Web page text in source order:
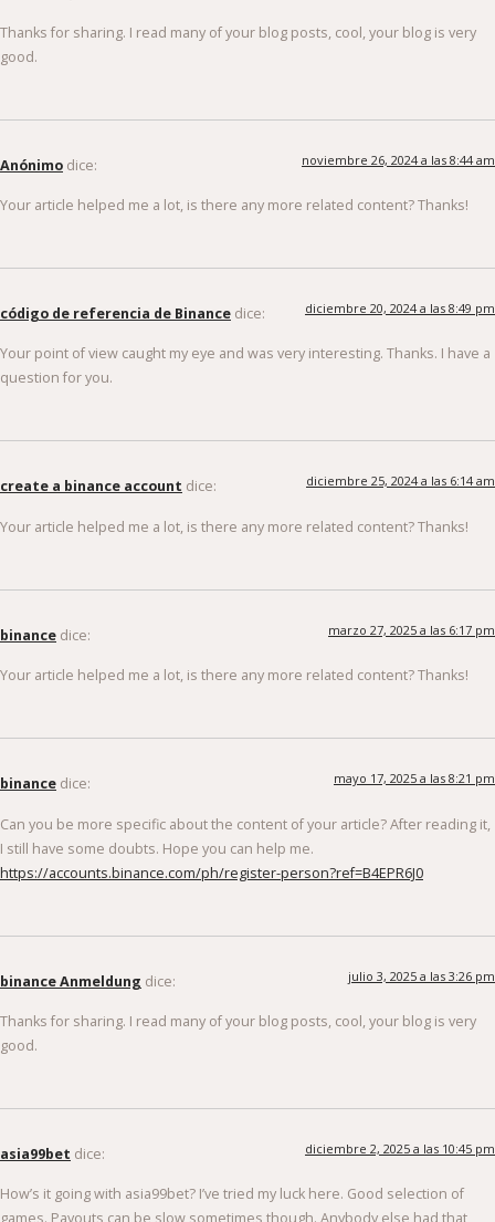
Thanks for sharing. I read many of your blog posts, cool, your blog is very
good.
Anónimo dice: noviembre 26, 2024 a las 8:44 am
Your article helped me a lot, is there any more related content? Thanks!
código de referencia de Binance dice: diciembre 20, 2024 a las 8:49 pm
Your point of view caught my eye and was very interesting. Thanks. I have a
question for you.
create a binance account dice: diciembre 25, 2024 a las 6:14 am
Your article helped me a lot, is there any more related content? Thanks!
binance dice: marzo 27, 2025 a las 6:17 pm
Your article helped me a lot, is there any more related content? Thanks!
binance dice: mayo 17, 2025 a las 8:21 pm
Can you be more specific about the content of your article? After reading it,
I still have some doubts. Hope you can help me.
https://accounts.binance.com/ph/register-person?ref=B4EPR6J0
binance Anmeldung dice: julio 3, 2025 a las 3:26 pm
Thanks for sharing. I read many of your blog posts, cool, your blog is very
good.
asia99bet dice: diciembre 2, 2025 a las 10:45 pm
How’s it going with asia99bet? I’ve tried my luck here. Good selection of